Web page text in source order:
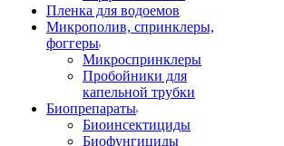
Пленка для водоемов
Микрополив, спринклеры,
фоггеры
Микроспринклеры
Пробойники для
капельной трубки
Биопрепараты
Биоинсектициды
Биофунгициды